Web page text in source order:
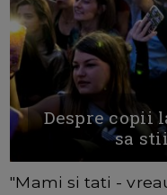
Despre copii
sa
"Mami si tati -